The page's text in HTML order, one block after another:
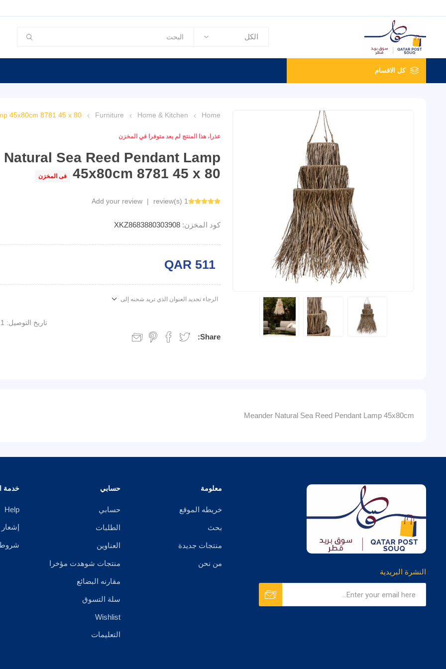
كل الاقسام
Home
Home & Kitchen
Furniture
45x80cm 8781 45 x 80
عذرا، هذا المنتج لم يعد متوفرا في المخزن
Sea Reed Pendant Lamp
45x80cm 8781 45 x 80
فى المخزن
1 review(s)
|
Add your review
كود المخزن: XKZ8683880303908
QAR 511
الرجاء تحديد العنوان الذي تريد شحنه إلى
تاريخ التوصيل: 1 week
Share:
Meander Natural Sea Reed Pendant Lamp 45x80cm
النشرة البريدية
معلومة
خريطه الموقع
بحث
منتجات جديدة
من نحن
حسابي
حسابي
الطلبات
العناوين
منتجات شوهدت مؤخرا
مقارنه البضائع
سلة التسوق
Wishlist
التعليمات
خدمة
Help
شروط